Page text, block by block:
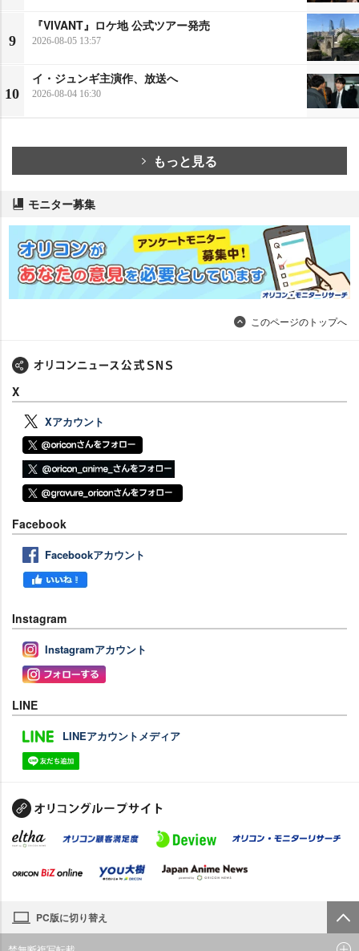
9
『VIVANT』ロケ地 公式ツアー発売
2026-08-05 13:57
10
イ・ジュンギ主演作、放送へ
2026-08-04 16:30
もっと見る
モニター募集
このページのトップへ
X
Xアカウント
Facebook
Facebookアカウント
Instagram
Instagramアカウント
LINE
LINEアカウントメディア
PC版に切り替え